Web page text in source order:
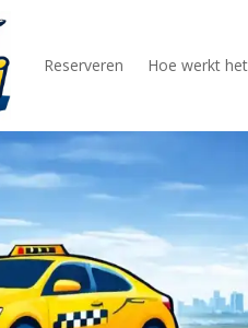
Reserveren Hoe werkt het